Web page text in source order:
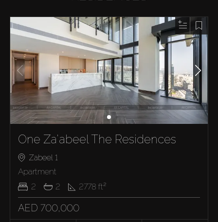
One Za'abeel The Residences
Zabeel 1
Apartment
2
2 2778 ft²
AED 700,000